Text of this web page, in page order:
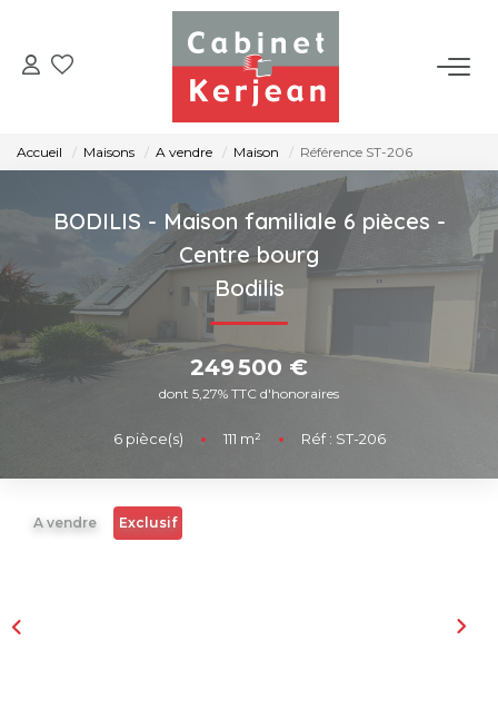
ACHETER
VENDRE
LOUER
NOS AGENCES
CONTACT
Accueil Maisons A vendre Maison Référence ST-206
BODILIS - Maison familiale 6 pièces -
Centre bourg
Bodilis
249 500 €
dont 5,27% TTC d'honoraires
6pièce(s) • 111 m² • Réf : ST-206
A vendre Exclusif